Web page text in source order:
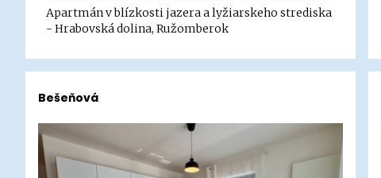
Apartmán v blízkosti jazera a lyžiarskeho strediska
- Hrabovská dolina, Ružomberok
Bešeňová